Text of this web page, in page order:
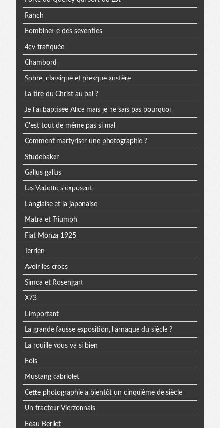
Ranch
Bombinette des seventies
4cv trafiquée
Chambord
Sobre, classique et presque austère
La tire du Christ au bal ?
Je l'ai baptisée Alice mais je ne sais pas pourquoi
C'est tout de même pas si mal
Comment martyriser une photographie ?
Studebaker
Gallus gallus
Les Vedette s'exposent
L'anglaise et la japonaise
Matra et Triumph
Fiat Monza 1925
Terrien
Avoir les crocs
Simca et Rosengart
X73
L'important
La grande fausse exposition, l'arnaque du siècle ?
La rouille vous va si bien
Bois
Mustang cabriolet
Cette photographie a bientôt un cinquième de siècle
Un tracteur Vierzonnais
Beau Berliet